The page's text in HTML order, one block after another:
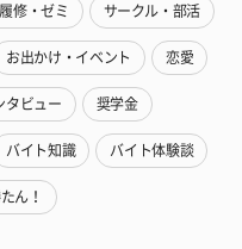
修・ゼミ サークル・部活
お出かけ・イベント 恋愛
タビュー 奨学金
バイト知識 バイト体験談
ん！